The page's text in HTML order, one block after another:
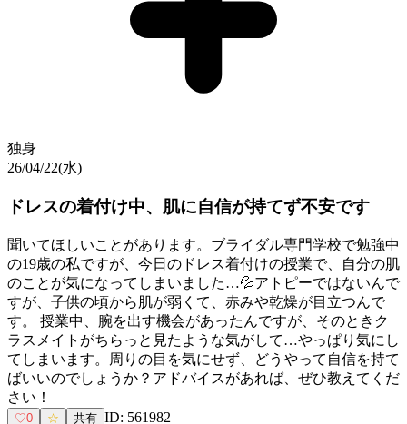
独身
26/04/22(水)
ドレスの着付け中、肌に自信が持てず不安です
聞いてほしいことがあります。ブライダル専門学校で勉強中
の19歳の私ですが、今日のドレス着付けの授業で、自分の肌
のことが気になってしまいました…💦アトピーではないんで
すが、子供の頃から肌が弱くて、赤みや乾燥が目立つんで
す。 授業中、腕を出す機会があったんですが、そのときク
ラスメイトがちらっと見たような気がして…やっぱり気にし
てしまいます。周りの目を気にせず、どうやって自信を持て
ばいいのでしょうか？アドバイスがあれば、ぜひ教えてくだ
さい！
♡0 ☆ 共有 ID: 561982